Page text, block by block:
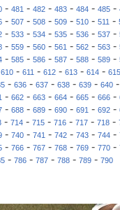
- 481- 482- 483- 484- 485-
- 507 - 508 - 509 - 510 - 511 -
- 533- 534- 535- 536- 537-
- 559- 560- 561- 562- 563-
- 585- 586- 587- 588- 589-
610- 611- 612- 613- 614- 615
- 636 - 637 - 638 - 639 - 640 -
- 662- 663- 664- 665- 666-
- 688- 689- 690- 691- 692-
- 714 - 715 - 716 - 717 - 718 -
- 740- 741- 742- 743- 744-
- 766- 767- 768- 769- 770-
- 786 - 787 - 788 - 789 - 790